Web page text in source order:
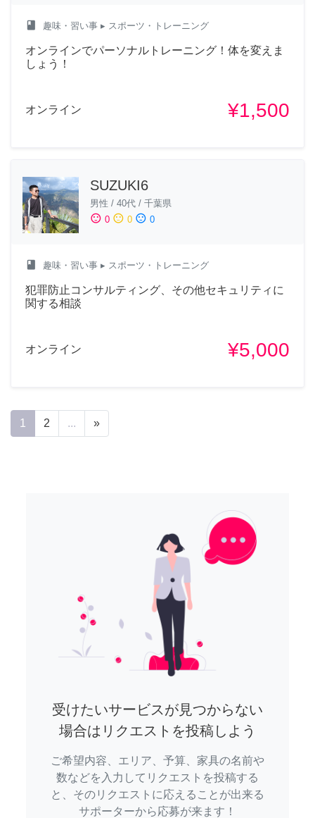
class 趣味・習い事 ▸ スポーツ・トレーニング
オンラインでパーソナルトレーニング！体を変えま
しょう！
オンライン ¥1,500
SUZUKI6
男性 / 40代 / 千葉県
sentiment_satisfied 0 sentiment_neutral 0 sentiment_dissatisfied 0
class 趣味・習い事 ▸ スポーツ・トレーニング
犯罪防止コンサルティング、その他セキュリティに
関する相談
オンライン ¥5,000
1 2 ... »
受けたいサービスが見つからない
場合はリクエストを投稿しよう
ご希望内容、エリア、予算、家具の名前や
数などを入力してリクエストを投稿する
と、そのリクエストに応えることが出来る
サポーターから応募が来ます！